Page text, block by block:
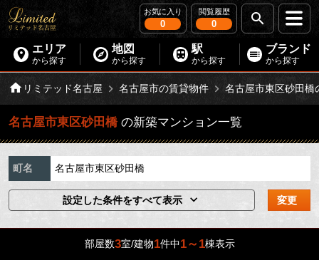
お気に入り
0
閲覧履歴
0
エリア
から探す
地図
から探す
駅
から探す
ブランド
から探す
リミテッド名古屋 名古屋市の賃貸物件 名古屋市東区砂田橋
名古屋市東区砂田橋 の新築マンション一覧
町名 名古屋市東区砂田橋
設定した条件をすべて表示 変更
部屋数3室/建物1件中1～1棟表示